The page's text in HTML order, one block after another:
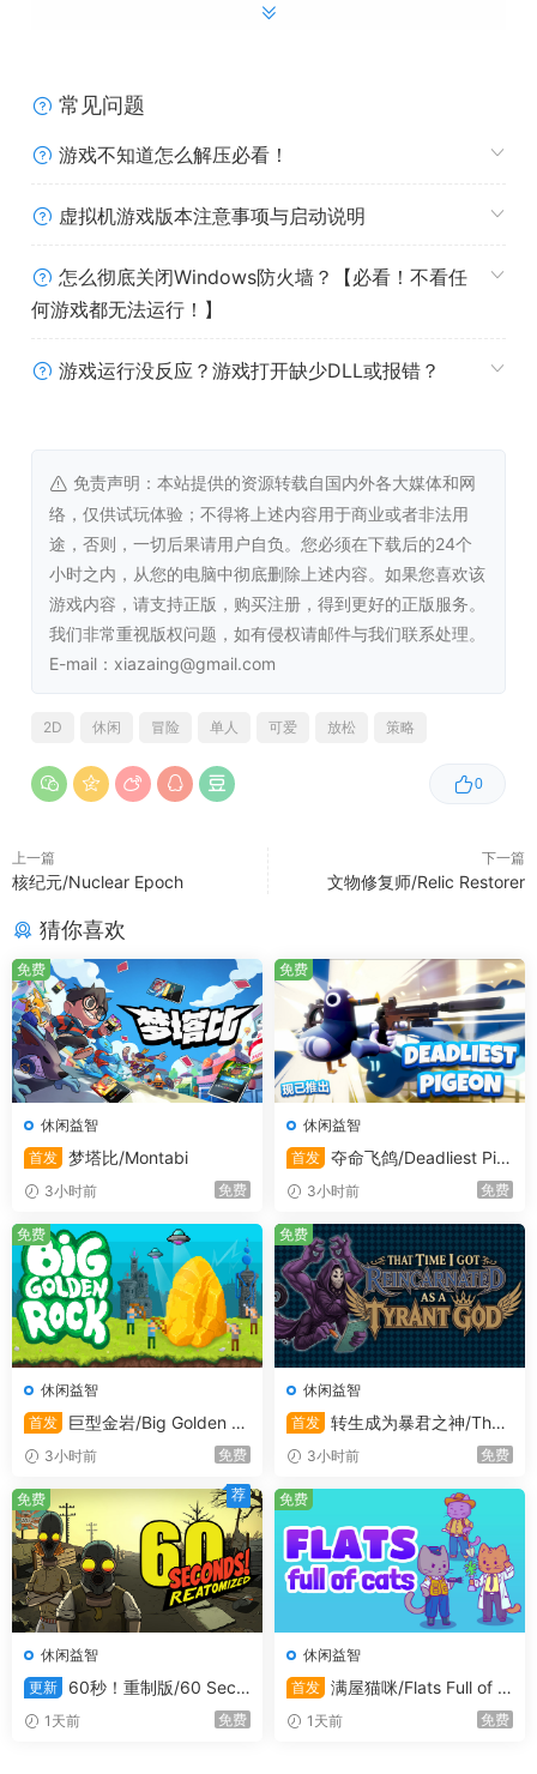
常见问题
游戏不知道怎么解压必看！
虚拟机游戏版本注意事项与启动说明
怎么彻底关闭Windows防火墙？【必看！不看任
何游戏都无法运行！】
游戏运行没反应？游戏打开缺少DLL或报错？
免责声明：本站提供的资源转载自国内外各大媒体和网
络，仅供试玩体验；不得将上述内容用于商业或者非法用
途，否则，一切后果请用户自负。您必须在下载后的24个
小时之内，从您的电脑中彻底删除上述内容。如果您喜欢该
游戏内容，请支持正版，购买注册，得到更好的正版服务。
我们非常重视版权问题，如有侵权请邮件与我们联系处理。
E-mail：xiazaing@gmail.com
0
2D 休闲 冒险 单人 可爱 放松 策略
上一篇
核纪元/Nuclear Epoch
下一篇
文物修复师/Relic Restorer
猜你喜欢
休闲益智
首发 梦塔比/Montabi
3小时前 免费
免费
休闲益智
首发 夺命飞鸽/Deadliest Pig
eon3小时前 免费
免费
休闲益智
首发
巨型金岩/Big Golden R
ock3小时前 免费
免费
休闲益智
首发 转生成为暴君之神/That
Time I Got Reincarnated as a
Tyrant God
3小时前 免费
免费
休闲益智
更新
60秒！重制版/60 Seco
nds! Reatomized
1天前 免费
免费 荐
休闲益智
首发 满屋猫咪/Flats Full of C
ats1天前 免费
免费